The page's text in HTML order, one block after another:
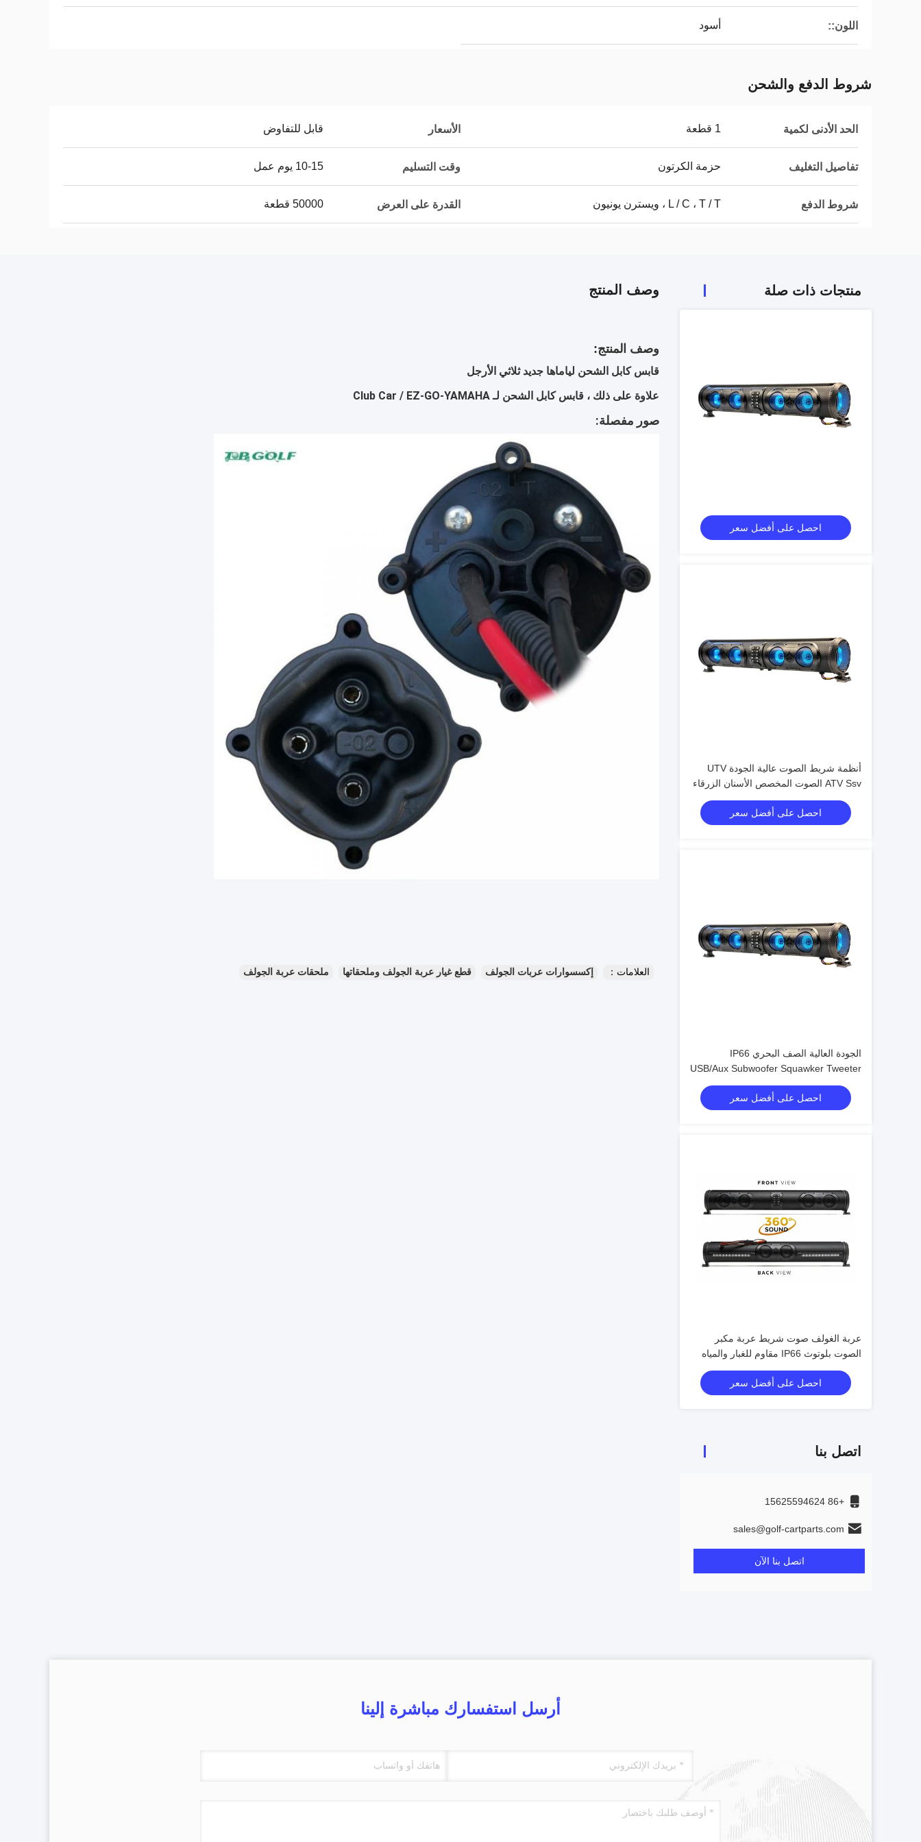
اللون:: أسود
شروط الدفع والشحن
الحد الأدنى لكمية 1 قطعة الأسعار قابل للتفاوض
تفاصيل التغليف حزمة الكرتون وقت التسليم 10-15 يوم عمل
شروط الدفع L / C ، T / T ، ويسترن يونيون القدرة على العرض 50000 قطعة
منتجات ذات صلة
احصل على أفضل سعر
أنظمة شريط الصوت عالية الجودة UTV
ATV Ssv الصوت المخصص الأسنان الزرقاء
4 مكبرات الصوت التحكم عن بعد IP66
عازل المياه USBاحصل على أفضل سعر
الجودة العالية الصف البحري IP66
USB/Aux Subwoofer Squawker Tweeter
Speaker عربة الغولف الكهربائية شريط
الصوت بلوتوثاحصل على أفضل سعر
عربة الغولف صوت شريط عربة مكبر
الصوت بلوتوث IP66 مقاوم للغبار والمياه
الصوت المجال الصوتية رائعة الصوت
احصل على أفضل سعر
اتصل بنا
+86 15625594624
sales@golf-cartparts.com
اتصل بنا الآن
وصف المنتج
وصف المنتج:
قابس كابل الشحن لياماها جديد ثلاثي الأرجل
علاوة على ذلك ، قابس كابل الشحن لـ Club Car / EZ-GO-YAMAHA
صور مفصلة:
العلامات： إكسسوارات عربات الجولف قطع غيار عربة الجولف وملحقاتها ملحقات عربة الجولف
أرسل استفسارك مباشرة إلينا